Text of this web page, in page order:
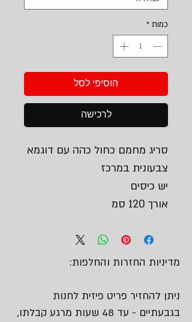
כמות *
הוסיפי לסל
לרכישה
סריג מחמם כחול כהה עם דוגמא
צבעונית במרכז
יש כיסים
אורך 120 סמ
מדיניות החזרות והחלפות:
ניתן להחזיר פריט פיזית לחנות
בגבעתיים - עד 48 שעות מרגע קבלתו,